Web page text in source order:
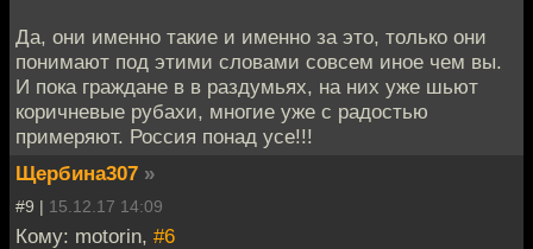
Да, они именно такие и именно за это, только они
понимают под этими словами совсем иное чем вы.
И пока граждане в в раздумьях, на них уже шьют
коричневые рубахи, многие уже с радостью
примеряют. Россия понад усе!!!
Щербина307 »
#9 | 15.12.17 14:09
Кому: motorin, #6